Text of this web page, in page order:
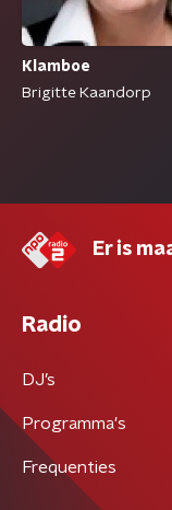
Klamboe
Brigitte Kaandorp
Er is
Radio
DJ’s
Programma's
Frequenties